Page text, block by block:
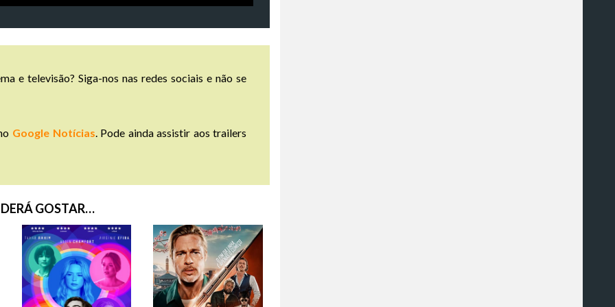
e televisão? Siga-nos nas redes sociais e não se
Google Notícias. Pode ainda assistir aos trailers
GOSTAR…